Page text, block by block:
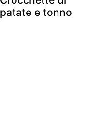
patate e tonno